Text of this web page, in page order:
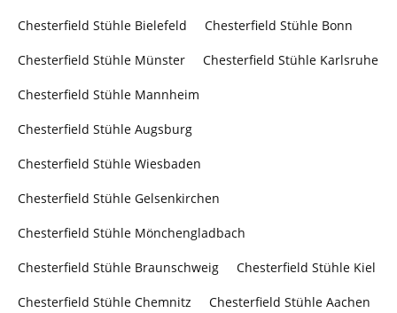
Chesterfield Stühle Bielefeld Chesterfield Stühle Bonn
Chesterfield Stühle Münster Chesterfield Stühle Karlsruhe
Chesterfield Stühle Mannheim
Chesterfield Stühle Augsburg
Chesterfield Stühle Wiesbaden
Chesterfield Stühle Gelsenkirchen
Chesterfield Stühle Mönchengladbach
Chesterfield Stühle Braunschweig Chesterfield Stühle Kiel
Chesterfield Stühle Chemnitz Chesterfield Stühle Aachen